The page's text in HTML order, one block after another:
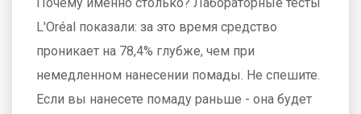
L'Oréal показали: за это время средство
проникает на 78,4% глубже, чем при
немедленном нанесении помады. Не спешите.
Если вы нанесете помаду раньше - она будет